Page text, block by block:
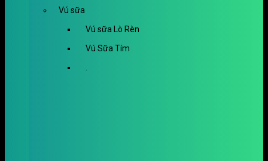
Vú sữa
Vú sữa Lò Rèn
Vú Sữa Tím